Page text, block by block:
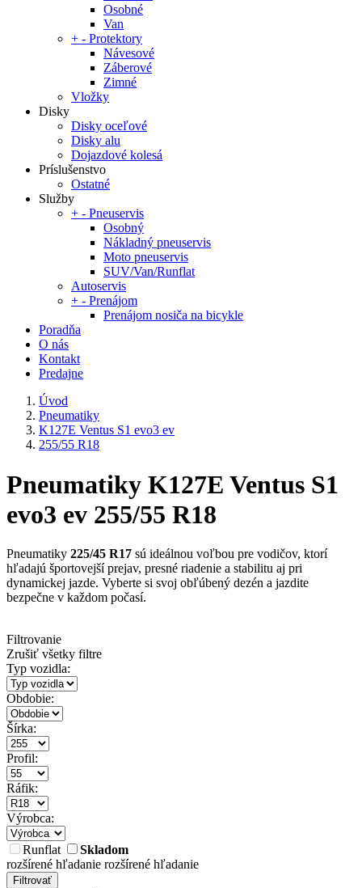
Osobné
Van
+ - Protektory
Návesové
Záberové
Zimné
Vložky
Disky
Disky oceľové
Disky alu
Dojazdové kolesá
Príslušenstvo
Ostatné
Služby
+ - Pneuservis
Osobný
Nákladný pneuservis
Moto pneuservis
SUV/Van/Runflat
Autoservis
+ - Prenájom
Prenájom nosiča na bicykle
Poradňa
O nás
Kontakt
Predajne
Úvod
Pneumatiky
K127E Ventus S1 evo3 ev
255/55 R18
Pneumatiky K127E Ventus S1
evo3 ev 255/55 R18
Pneumatiky 225/45 R17 sú ideálnou voľbou pre vodičov, ktorí
hľadajú športovejší prejav, presné riadenie a stabilitu aj pri
dynamickej jazde. Vyberte si svoj obľúbený dezén a jazdite
bezpečne v každom počasí.
Filtrovanie
Zrušiť všetky filtre
Typ vozidla:
Obdobie:
Šírka:
Profil:
Ráfik:
Výrobca:
Runflat
Skladom
rozšírené hľadanie rozšírené hľadanie
Filtrovať